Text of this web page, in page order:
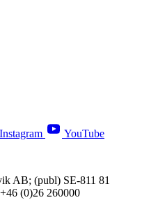
Instagram YouTube
AB; (publ) SE-811 81
(0)26 260000